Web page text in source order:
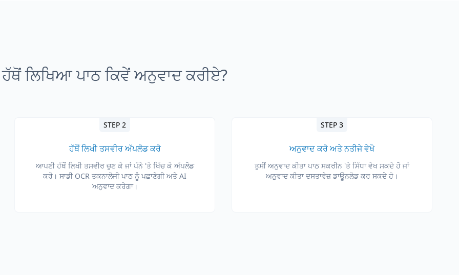
ਹੱਥੋਂ ਲਿਖਿਆ ਪਾਠ ਕਿਵੇਂ ਅਨੁਵਾਦ ਕਰੀਏ?
STEP 2
ਹੱਥੋਂ ਲਿਖੀ ਤਸਵੀਰ ਅੱਪਲੋਡ ਕਰੋ
ਆਪਣੀ ਹੱਥੋਂ ਲਿਖੀ ਤਸਵੀਰ ਚੁਣ ਕੇ ਜਾਂ ਪੰਨੇ 'ਤੇ ਖਿੱਚ ਕੇ ਅੱਪਲੋਡ
ਕਰੋ। ਸਾਡੀ OCR ਤਕਨਾਲੋਜੀ ਪਾਠ ਨੂੰ ਪਛਾਣੇਗੀ ਅਤੇ AI
ਅਨੁਵਾਦ ਕਰੇਗਾ।
STEP 3
ਅਨੁਵਾਦ ਕਰੋ ਅਤੇ ਨਤੀਜੇ ਵੇਖੋ
ਤੁਸੀਂ ਅਨੁਵਾਦ ਕੀਤਾ ਪਾਠ ਸਕਰੀਨ 'ਤੇ ਸਿੱਧਾ ਵੇਖ ਸਕਦੇ ਹੋ ਜਾਂ
ਅਨੁਵਾਦ ਕੀਤਾ ਦਸਤਾਵੇਜ਼ ਡਾਊਨਲੋਡ ਕਰ ਸਕਦੇ ਹੋ।